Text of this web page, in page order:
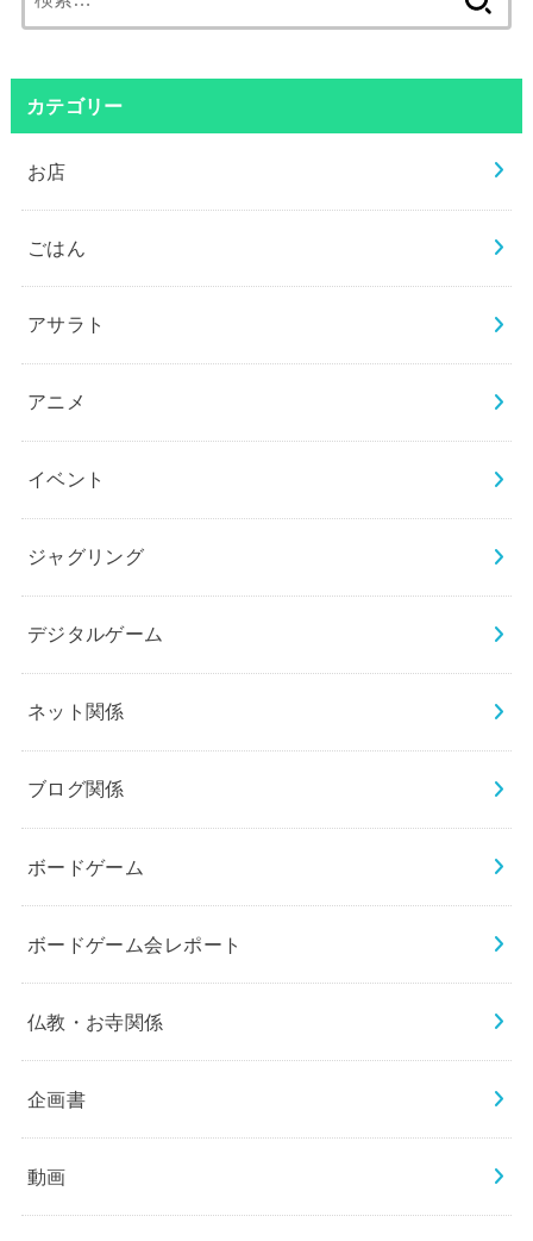
索:
カテゴリー
お店
ごはん
アサラト
アニメ
イベント
ジャグリング
デジタルゲーム
ネット関係
ブログ関係
ボードゲーム
ボードゲーム会レポート
仏教・お寺関係
企画書
動画